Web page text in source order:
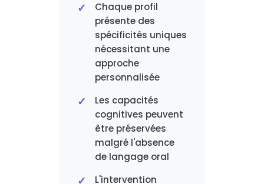
Chaque profil
présente des
spécificités uniques
nécessitant une
approche
personnalisée
Les capacités
cognitives peuvent
être préservées
malgré l'absence
de langage oral
L'intervention